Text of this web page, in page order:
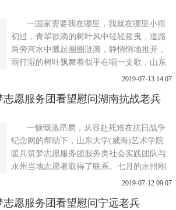
多抗战老兵不但没有得到英雄
一国家需要我在哪里，我就在哪里小雨
初过，青翠欲滴的树叶风中轻轻摇曳，道路
两旁河水中溅起圈圈涟漪，静悄悄地推开，
雨打湿的树叶飘舞着似乎在唱一支歌，山东
大学(威海)暖兵筑梦志愿服务团暑期社会实
下，前往抗战老兵何建月爷爷。门房掩映
到了何爷爷家中。木门经
2019-07-13 14:07
愿服务团看望慰问湖南抗战老兵
一慷慨激昂易，从容赴死难在抗日战争
纪念网的帮助下，山东大学(威海)艺术学院
暖兵筑梦志愿服务团服务类社会实践团队与
永州当地志愿者取得了联系。七月的永州刚
刚经历了一场大雨有些闷热，暖兵筑梦志愿
者李荣叔叔的带领下去抗战老兵奉天坤爷爷
2019-07-12 09:07
愿服务团看望慰问宁远老兵